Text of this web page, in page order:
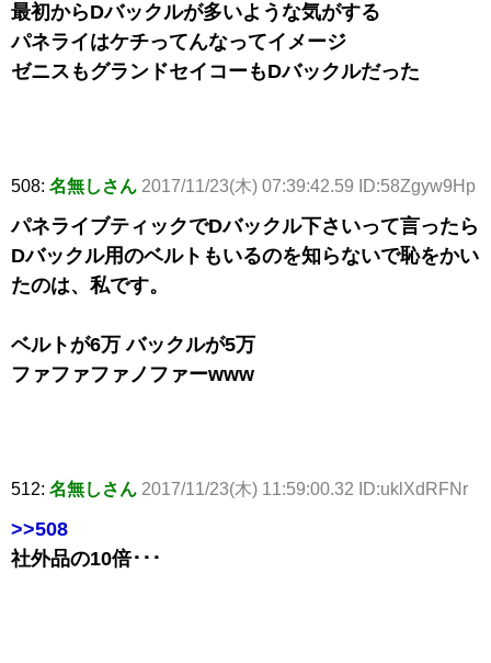
最初からDバックルが多いような気がする
パネライはケチってんなってイメージ
ゼニスもグランドセイコーもDバックルだった
508: 名無しさん 2017/11/23(木) 07:39:42.59 ID:58Zgyw9Hp
パネライブティックでDバックル下さいって言ったら
Dバックル用のベルトもいるのを知らないで恥をかい
たのは、私です。
ベルトが6万 バックルが5万
ファファファノファーwww
512: 名無しさん 2017/11/23(木) 11:59:00.32 ID:uklXdRFNr
>>508
社外品の10倍･･･